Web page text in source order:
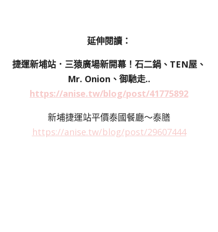
延伸閱讀：
捷運新埔站．三猿廣場新開幕！石二鍋、TEN屋、
Mr. Onion、御馳走..
https://anise.tw/blog/post/41775892
新埔捷運站平價泰國餐廳～泰膳
https://anise.tw/blog/post/29607444